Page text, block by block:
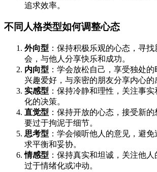
追求效率。
不同人格类型如何调整心态
外向型 ：保持积极乐观的心态，寻
会，与他人分享快乐和成功。
内向型 ：学会放松自己，享受独处
兴趣爱好，与亲密的朋友分享内心的
实感型 ：保持冷静和理性，关注事
化的决策。
直觉型 ：保持开放的心态，接受新
要过于拘泥于细节。
思考型 ：学会倾听他人的意见，避
求平衡和妥协。
情感型 ：保持真实和坦诚，关注他
过于情绪化或冲动。